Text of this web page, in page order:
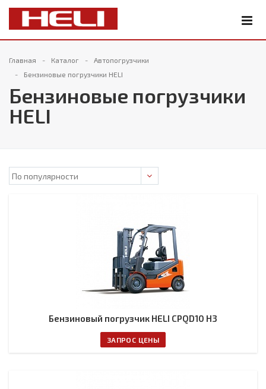
Главная Каталог
Автопогрузчики
Бензиновые погрузчики HELI
Бензиновые погрузчики
HELI
Бензиновый погрузчик HELI CPQD10 H3
ЗАПРОС ЦЕНЫ